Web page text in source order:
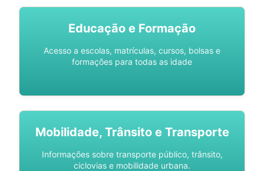
Educação e Formação
Acesso a escolas, matrículas, cursos, bolsas e
formações para todas as idade
Mobilidade, Trânsito e Transporte
Informações sobre transporte público, trânsito,
ciclovias e mobilidade urbana.